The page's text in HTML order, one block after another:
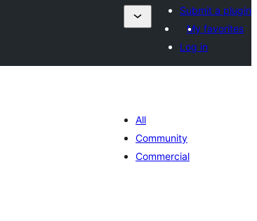
Submit a plugin
My favorites
Log in
All
Community
Commercial